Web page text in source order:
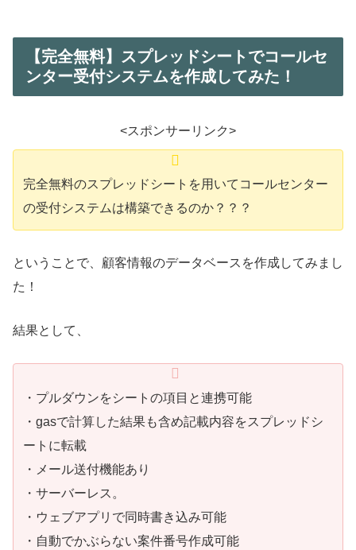
【完全無料】スプレッドシートでコールセ
ンター受付システムを作成してみた！
<スポンサーリンク>
完全無料のスプレッドシートを用いてコールセンター
の受付システムは構築できるのか？？？
ということで、顧客情報のデータベースを作成してみまし
た！
結果として、
・プルダウンをシートの項目と連携可能
・gasで計算した結果も含め記載内容をスプレッドシ
ートに転載
・メール送付機能あり
・サーバーレス。
・ウェブアプリで同時書き込み可能
・自動でかぶらない案件番号作成可能